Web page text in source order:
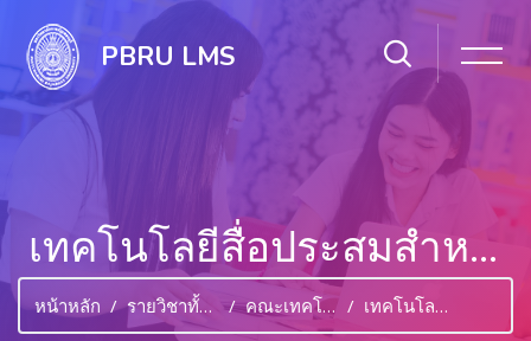
PBRU LMS
เทคโนโลยีสื่อประสมสำหรับสำนักงาน
หน้าหลัก รายวิชาทั้งหมด คณะเทคโนโลยีสารสนเทศ เทคโนโลยีสื่อประสมสำหรับสำนักงาน